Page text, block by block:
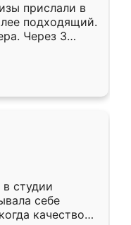
прислали в
подходящий.
Через 3
Остались
Ренессанс
студии
себе
качеством